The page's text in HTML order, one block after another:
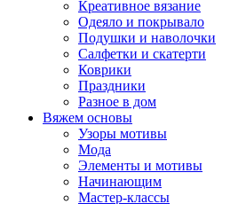
Креативное вязание
Одеяло и покрывало
Подушки и наволочки
Салфетки и скатерти
Коврики
Праздники
Разное в дом
Вяжем основы
Узоры мотивы
Мода
Элементы и мотивы
Начинающим
Мастер-классы